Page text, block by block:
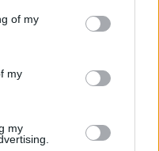
of my
my
my